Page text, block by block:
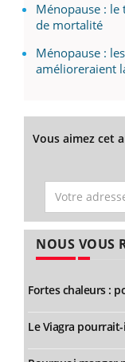
Ménopause :
de mortalité
Ménopause :
amélioreraient
Vous aimez cet
NOUS VOUS
Fortes chaleurs :
Le Viagra